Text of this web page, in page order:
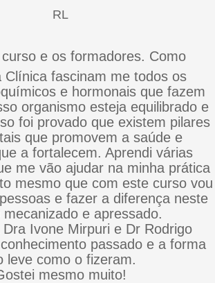
RL
e os formadores. Como
Clínica fascinam me todos os
e hormonais que fazem
organismo esteja equilibrado e
foi provado que existem pilares
que promovem a saúde e
a fortalecem. Aprendi várias
me vão ajudar na minha prática
mesmo que com este curso vou
e fazer a diferença neste
mecanizado e apressado.
Ivone Mirpuri e Dr Rodrigo
passado e a forma
leve como o fizeram.
mesmo muito!